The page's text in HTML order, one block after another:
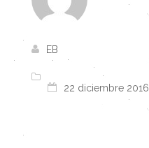
EB
22 diciembre 2016